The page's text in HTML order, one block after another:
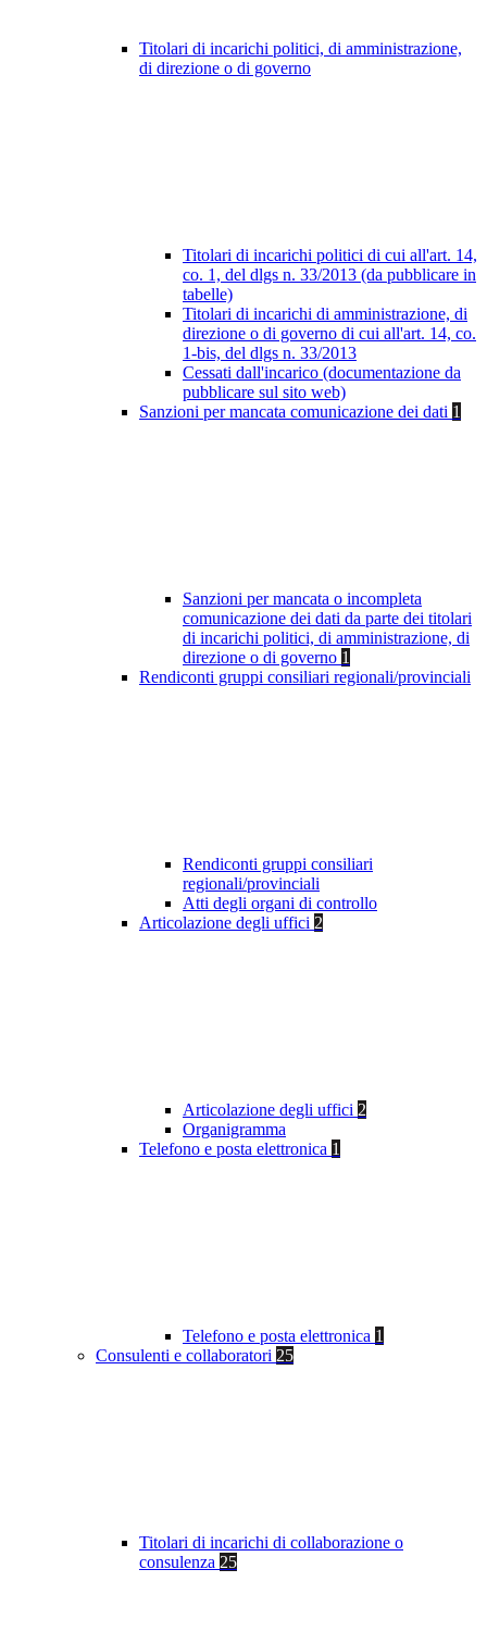
Titolari di incarichi politici, di amministrazione,
di direzione o di governo
Titolari di incarichi politici di cui all'art. 14,
co. 1, del dlgs n. 33/2013 (da pubblicare in
tabelle)
Titolari di incarichi di amministrazione, di
direzione o di governo di cui all'art. 14, co.
1-bis, del dlgs n. 33/2013
Cessati dall'incarico (documentazione da
pubblicare sul sito web)
Sanzioni per mancata comunicazione dei dati 1
Sanzioni per mancata o incompleta
comunicazione dei dati da parte dei titolari
di incarichi politici, di amministrazione, di
direzione o di governo 1
Rendiconti gruppi consiliari regionali/provinciali
Rendiconti gruppi consiliari
regionali/provinciali
Atti degli organi di controllo
Articolazione degli uffici 2
Articolazione degli uffici 2
Organigramma
Telefono e posta elettronica 1
Telefono e posta elettronica 1
Consulenti e collaboratori 25
Titolari di incarichi di collaborazione o
consulenza 25